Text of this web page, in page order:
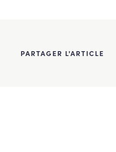
PARTAGER L'ARTICLE